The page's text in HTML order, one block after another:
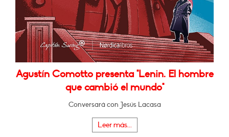
Agustín Comotto presenta "Lenin. El hombre
que cambió el mundo"
Conversará con Jesús Lacasa
Leer más...